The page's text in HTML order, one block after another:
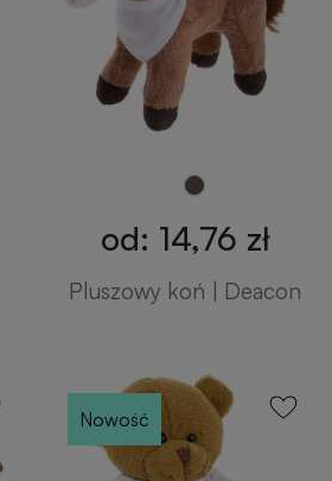
od: 14,76 zł
Pluszowy koń | Deacon
Nowość